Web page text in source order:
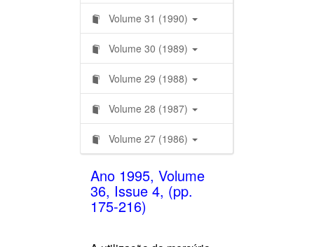
Volume 31 (1990)
Volume 30 (1989)
Volume 29 (1988)
Volume 28 (1987)
Volume 27 (1986)
Ano 1995, Volume
36, Issue 4, (pp.
175-216)